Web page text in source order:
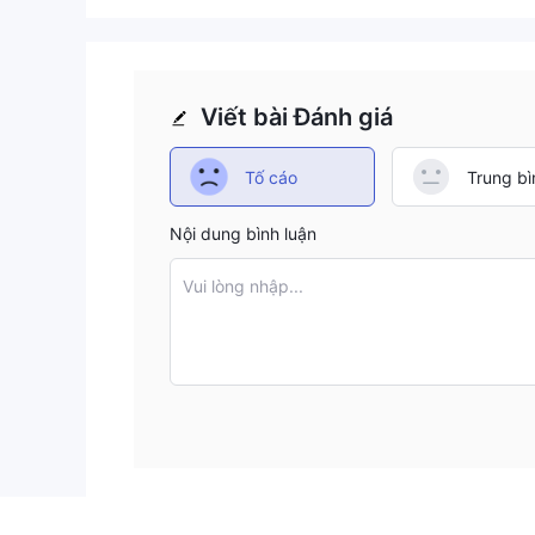
Viết bài Đánh giá
Tố cáo Trung
Nội dung bình luận
Vui lòng nhập...